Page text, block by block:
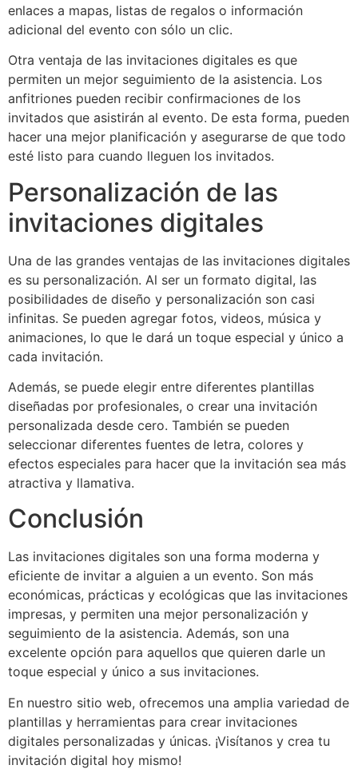
enlaces a mapas, listas de regalos o información
adicional del evento con sólo un clic.
Otra ventaja de las invitaciones digitales es que
permiten un mejor seguimiento de la asistencia. Los
anfitriones pueden recibir confirmaciones de los
invitados que asistirán al evento. De esta forma, pueden
hacer una mejor planificación y asegurarse de que todo
esté listo para cuando lleguen los invitados.
Personalización de las
invitaciones digitales
Una de las grandes ventajas de las invitaciones digitales
es su personalización. Al ser un formato digital, las
posibilidades de diseño y personalización son casi
infinitas. Se pueden agregar fotos, videos, música y
animaciones, lo que le dará un toque especial y único a
cada invitación.
Además, se puede elegir entre diferentes plantillas
diseñadas por profesionales, o crear una invitación
personalizada desde cero. También se pueden
seleccionar diferentes fuentes de letra, colores y
efectos especiales para hacer que la invitación sea más
atractiva y llamativa.
Conclusión
Las invitaciones digitales son una forma moderna y
eficiente de invitar a alguien a un evento. Son más
económicas, prácticas y ecológicas que las invitaciones
impresas, y permiten una mejor personalización y
seguimiento de la asistencia. Además, son una
excelente opción para aquellos que quieren darle un
toque especial y único a sus invitaciones.
En nuestro sitio web, ofrecemos una amplia variedad de
plantillas y herramientas para crear invitaciones
digitales personalizadas y únicas. ¡Visítanos y crea tu
invitación digital hoy mismo!